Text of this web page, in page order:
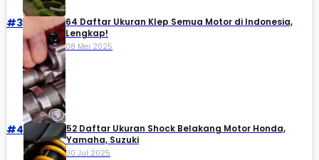
#3
64 Daftar Ukuran Klep Semua Motor di Indonesia,
Lengkap!
08 Mei 2025
#4
52 Daftar Ukuran Shock Belakang Motor Honda,
Yamaha, Suzuki​
30 Jul 2025